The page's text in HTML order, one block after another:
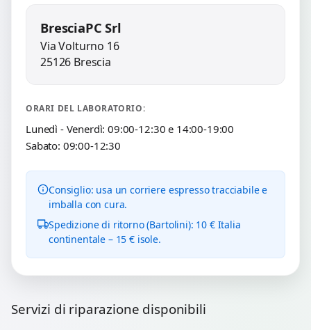
BresciaPC Srl
Via Volturno 16
25126 Brescia
ORARI DEL LABORATORIO:
Lunedì - Venerdì: 09:00-12:30 e 14:00-19:00
Sabato: 09:00-12:30
Consiglio: usa un corriere espresso tracciabile e
imballa con cura.
Spedizione di ritorno (Bartolini): 10 € Italia
continentale – 15 € isole.
Servizi di riparazione disponibili